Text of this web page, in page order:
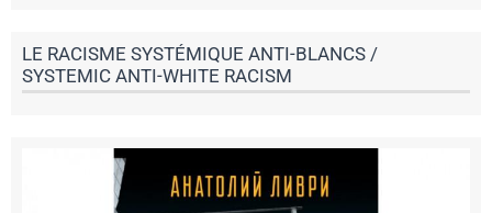
LE RACISME SYSTÉMIQUE ANTI-BLANCS /
SYSTEMIC ANTI-WHITE RACISM